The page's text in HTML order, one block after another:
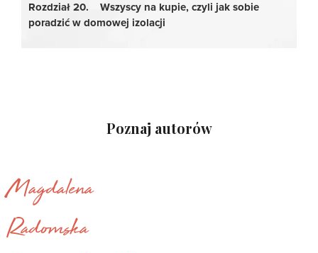
Rozdział 20. Wszyscy na kupie, czyli jak sobie
poradzić w domowej izolacji
Poznaj autorów
Magdalena
Radomska